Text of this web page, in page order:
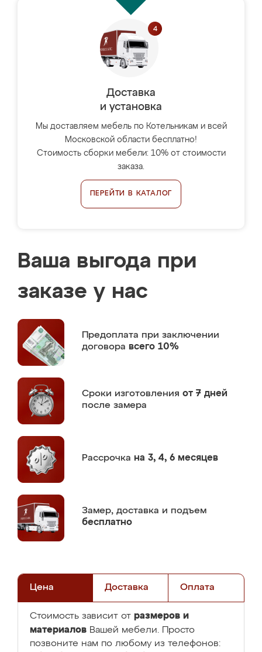
Доставка
и установка
Мы доставляем мебель по Котельникам и всей
Московской области бесплатно!
Стоимость сборки мебели: 10% от стоимости
заказа.
ПЕРЕЙТИ В КАТАЛОГ
Ваша выгода при
заказе у нас
Предоплата при заключении
договора всего 10%
Сроки изготовления от 7 дней
после замера
Рассрочка на 3, 4, 6 месяцев
Замер, доставка и подъем
бесплатно
Цена Доставка Оплата
Стоимость зависит от размеров и
материалов Вашей мебели. Просто
позвоните нам по любому из телефонов: